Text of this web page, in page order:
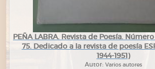
PEÑA LABRA. Revista de Poesía.
75. Dedicado a la revista de poesía
1944-1951)
Autor: Varios autores